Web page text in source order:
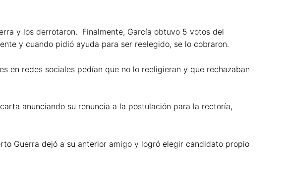
y los derrotaron. Finalmente, García obtuvo 5 votos del
y cuando pidió ayuda para ser reelegido, se lo cobraron.
en redes sociales pedían que no lo reeligieran y que rechazaban
anunciando su renuncia a la postulación para la rectoría,
Guerra dejó a su anterior amigo y logró elegir candidato propio